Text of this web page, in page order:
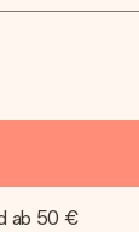
ab 50 €